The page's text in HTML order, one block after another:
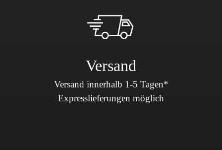
Versand
Versand innerhalb 1-5 Tagen*
Expresslieferungen möglich